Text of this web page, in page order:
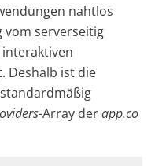
nahtlos
vom serverseitig
Deshalb ist die
-Array derapp.co